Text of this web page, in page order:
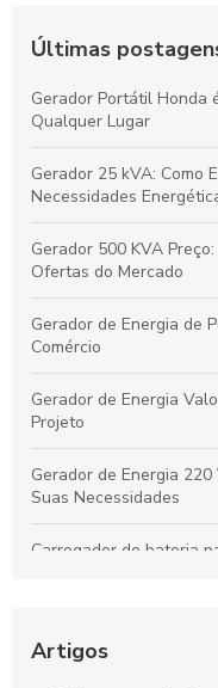
Últimas
Gerador Portátil Honda
Qualquer Lugar
Gerador 25 kVA: Como
Necessidades
Gerador 500 KVA
Ofertas do Mercado
Gerador de Energia de
Comércio
Gerador de Energia
Projeto
Gerador de Energia
Suas Necessidades
Carregador de bateria
Ideal
Artigos